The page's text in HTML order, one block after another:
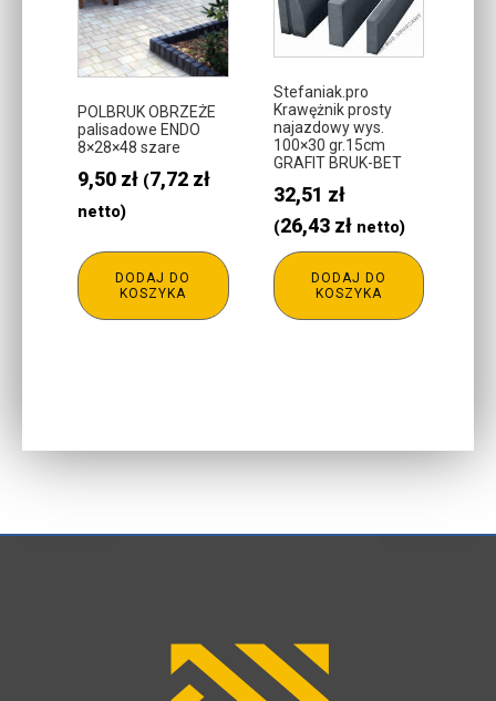
POLBRUK OBRZEŻE
palisadowe ENDO
8×28×48 szare
9,50 zł (7,72 zł
netto)
DODAJ DO
KOSZYKA
Stefaniak.pro
Krawężnik prosty
najazdowy wys.
100×30 gr.15cm
GRAFIT BRUK-BET
32,51 zł
(26,43 złnetto)
DODAJ DO
KOSZYKA